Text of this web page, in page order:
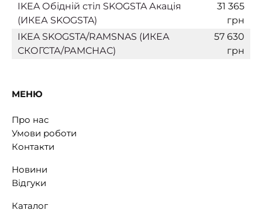
IKEA Обідній стіл SKOGSTA Акація
(ИКЕА SKOGSTA)
31 365
грн
IKEA SKOGSTA/RAMSNAS (ИКЕА
СКОГСТА/РАМСНАС)
57 630
грн
МЕНЮ
Про нас
Умови роботи
Контакти
Новини
Відгуки
Каталог